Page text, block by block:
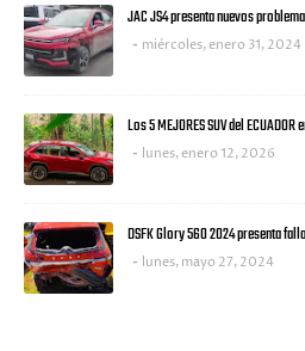
JAC JS4 presenta nuevos
miércoles, enero 31, 2024
Los 5 MEJORES SUV del ECUADOR
lunes, enero 12, 2026
DSFK Glory 560 2024 presenta
lunes, mayo 27, 2024